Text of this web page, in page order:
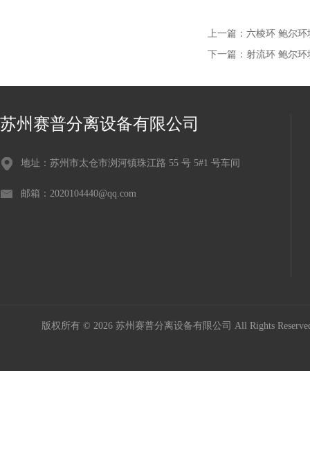
上一篇： 六棱环 鲍尔环
下一篇： 射流环 鲍尔环
苏州赛普分离设备有限公司
地址：苏州市太仓市浏河镇珠江路 55 号 5#1 号车间
邮箱：2020104440@qq.com
版权所有 © 2026 苏州赛普分离设备有限公司 All Rights